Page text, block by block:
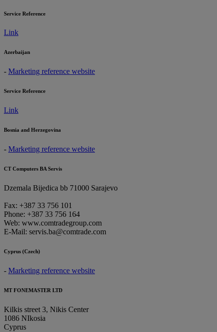
Service Reference
Link
Azerbaijan
- Marketing reference website
Service Reference
Link
Bosnia and Herzegovina
- Marketing reference website
CT Computers BA Servis
Dzemala Bijedica bb 71000 Sarajevo
Fax: +387 33 756 101
Phone: +387 33 756 164
Web: www.comtradegroup.com
E-Mail: servis.ba@comtrade.com
Cyprus (Czech)
- Marketing reference website
MT FONEMASTER LTD
Kilkis street 3, Nikis Center
1086 NIkosia
Cyprus